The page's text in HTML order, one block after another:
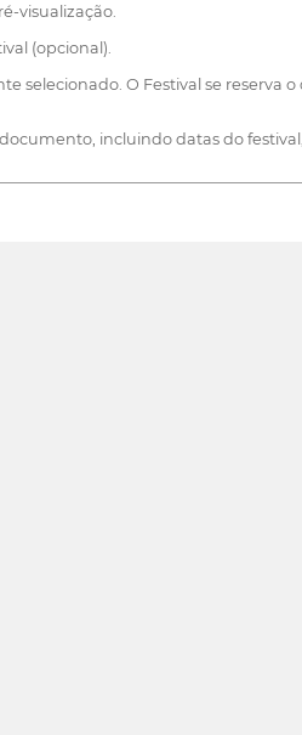
visualização.
(opcional).
selecionado. O Festival se
incluindo datas do